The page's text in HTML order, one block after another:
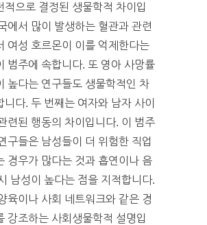
적으로 결정된 생물학적 차이입
에서 많이 발생하는 혈관과 관련
여성 호르몬이 이를 억제한다는
범주에 속합니다. 또 영아 사망률
높다는 연구들도 생물학적인 차
니다. 두 번째는 여자와 남자 사이
련된 행동의 차이입니다. 이 범주
구들은 남성들이 더 위험한 직업
경우가 많다는 것과 흡연이나 음
남성이 높다는 점을 지적합니다.
육이나 사회 네트워크와 같은 경
강조하는 사회생물학적 설명입